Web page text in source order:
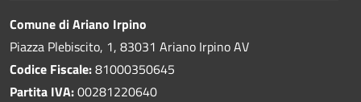
Comune di Ariano Irpino
Piazza Plebiscito, 1, 83031 Ariano Irpino AV
Codice Fiscale:81000350645
Partita IVA:00281220640